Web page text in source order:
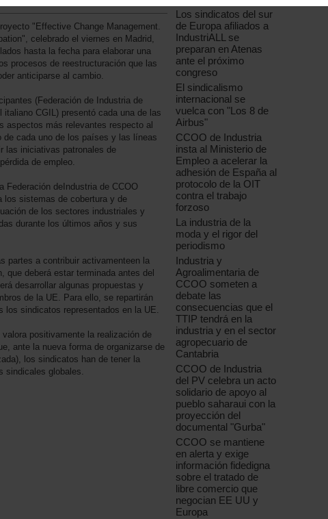
"Effective Change Management.
celebrado el viernes en Madrid,
hasta la fecha para elaborar una
procesos de reestructuración que las
anticiparse al cambio.
(Federación de Industria de
CGIL) presentó cada una de las
aspectos más relevantes respecto al
cada uno de los países y las líneas
las iniciativas patronales de
de empleo.
Federación deIndustria de CCOO
los sistemas de cobertura y de
de los sectores industriales y
durante los últimos años y sus
partes a contribuir activamenteen la
que deberá estar terminada antes del
desarrollar algunas propuestas y
de la UE. Para ello, se repartirán
los sindicatos representados en la UE.
positivamente la realización de
ante la nueva forma de organizarse de
los sindicatos han de tener la
sindicales globales.
Los sindicatos del sur
de Europa afiliados a
IndustriALL se
preparan en Atenas
ante el próximo
congreso
El sindicalismo
internacional se
vuelca con "Los 8 de
Airbus"
CCOO de Industria
insta al Ministerio de
Empleo a acelerar la
adhesión de España al
protocolo de la OIT
contra el trabajo
forzoso
La industria de la
moda y el rigor del
periodismo
Industria y
Agroalimentaria de
CCOO someten a
debate las
consecuencias que el
TTIP tendrá en la
industria y en el sector
agropecuario de
Cantabria
CCOO de Industria
del PV celebra un acto
solidario de apoyo al
pueblo saharaui con la
proyección del
documental "Gurba"
CCOO se mantiene
en alerta y exige
información fidedigna
sobre el tratado de
libre comercio que
negocian EE UU y
Europa